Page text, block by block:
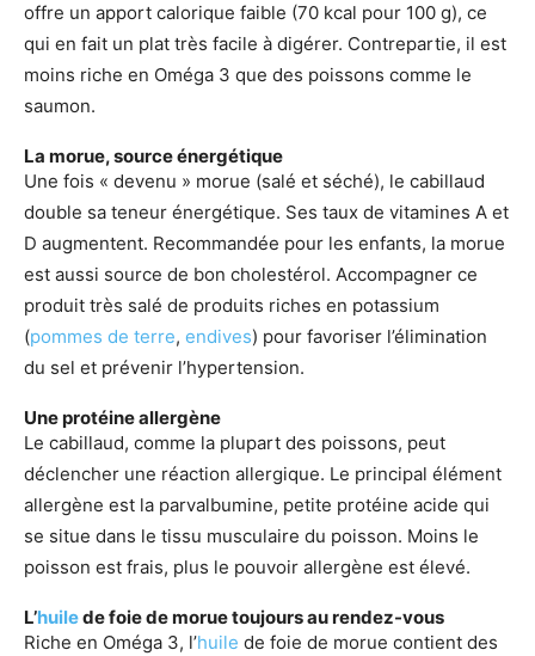
offre un apport calorique faible (70 kcal pour 100 g), ce
qui en fait un plat très facile à digérer. Contrepartie, il est
moins riche en Oméga 3 que des poissons comme le
saumon.
La morue, source énergétique
Une fois « devenu » morue (salé et séché), le cabillaud
double sa teneur énergétique. Ses taux de vitamines A et
D augmentent. Recommandée pour les enfants, la morue
est aussi source de bon cholestérol. Accompagner ce
produit très salé de produits riches en potassium
(pommes de terre, endives) pour favoriser l’élimination
du sel et prévenir l’hypertension.
Une protéine allergène
Le cabillaud, comme la plupart des poissons, peut
déclencher une réaction allergique. Le principal élément
allergène est la parvalbumine, petite protéine acide qui
se situe dans le tissu musculaire du poisson. Moins le
poisson est frais, plus le pouvoir allergène est élevé.
L’huilede foie de morue toujours au rendez-vous
Riche en Oméga 3, l’huile de foie de morue contient des